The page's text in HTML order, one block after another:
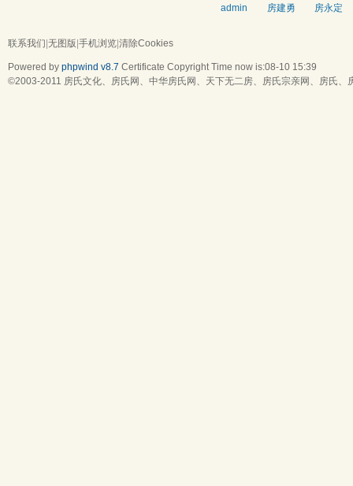
admin 房建勇 房永定
联系我们 无图版 手机浏览 清除Cookies
Powered by phpwind v8.7 Certificate Copyright Time now is:08-10 15:39
©2003-2011 房氏文化、房氏网、中华房氏网、天下无二房、房氏宗亲网、房氏、